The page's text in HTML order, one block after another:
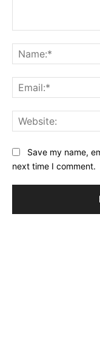
Save my name,
next time I comment.